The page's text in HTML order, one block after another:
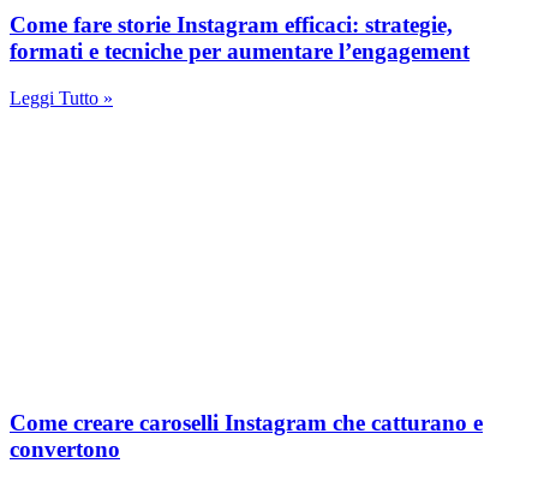
Come fare storie Instagram efficaci: strategie,
formati e tecniche per aumentare l’engagement
Leggi Tutto »
Come creare caroselli Instagram che catturano e
convertono